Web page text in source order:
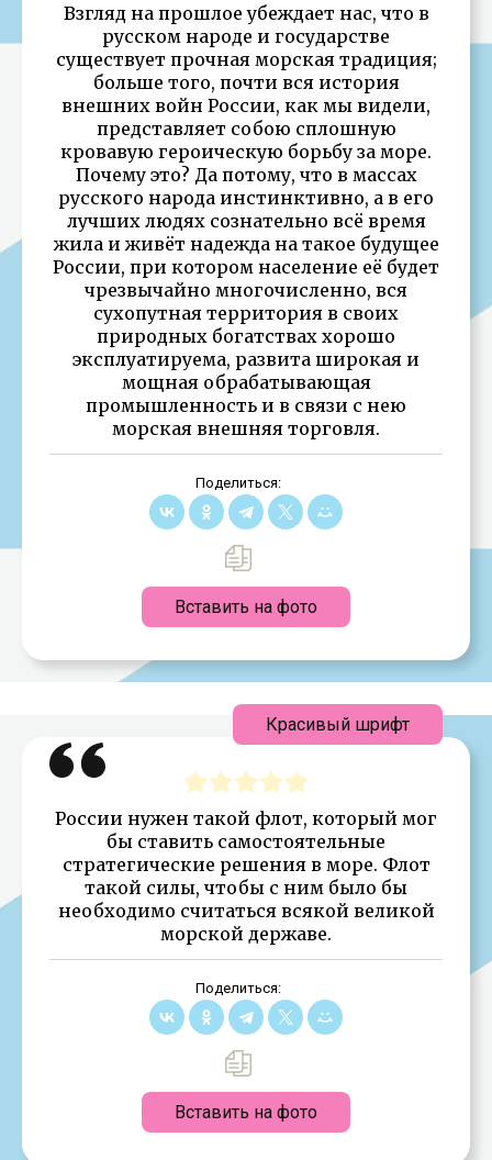
Взгляд на прошлое убеждает нас, что в
русском народе и государстве
существует прочная морская традиция;
больше того, почти вся история
внешних войн России, как мы видели,
представляет собою сплошную
кровавую героическую борьбу за море.
Почему это? Да потому, что в массах
русского народа инстинктивно, а в его
лучших людях сознательно всё время
жила и живёт надежда на такое будущее
России, при котором население её будет
чрезвычайно многочисленно, вся
сухопутная территория в своих
природных богатствах хорошо
эксплуатируема, развита широкая и
мощная обрабатывающая
промышленность и в связи с нею
морская внешняя торговля.
Поделиться:
Вставить на фото
России нужен такой флот, который мог
бы ставить самостоятельные
стратегические решения в море. Флот
такой силы, чтобы с ним было бы
необходимо считаться всякой великой
морской державе.
Поделиться:
Вставить на фото
Красивый шрифт